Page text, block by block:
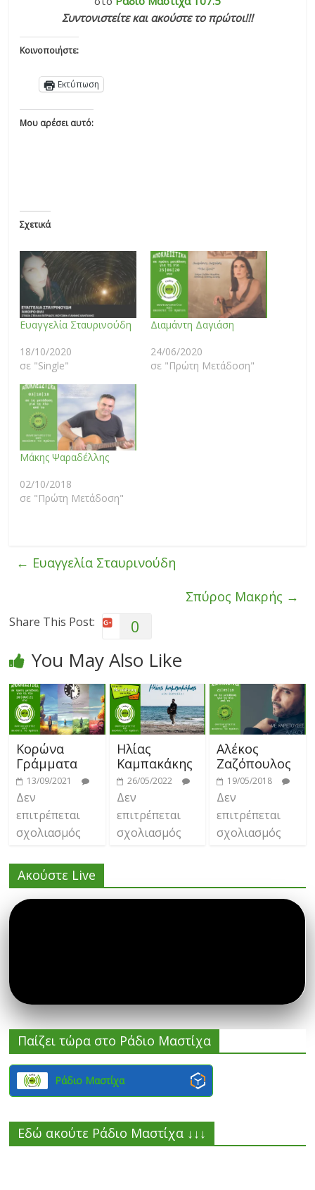
Συντονιστείτε και ακούστε το πρώτοι!!!
Κοινοποιήστε:
Εκτύπωση
Μου αρέσει αυτό:
Σχετικά
Ευαγγελία Σταυρινούδη
18/10/2020
σε "Single"
Διαμάντη Δαγιάση
24/06/2020
σε "Πρώτη Μετάδοση"
Μάκης Ψαραδέλλης
02/10/2018
σε "Πρώτη Μετάδοση"
← Ευαγγελία Σταυρινούδη
Σπύρος Μακρής →
Share This Post: 0
You May Also Like
Κορώνα
Γράμματα
13/09/2021
Δεν
επιτρέπεται
σχολιασμός
Ηλίας
Καμπακάκης
26/05/2022
Δεν
επιτρέπεται
σχολιασμός
Αλέκος
Ζαζόπουλος
19/05/2018
Δεν
επιτρέπεται
σχολιασμός
Ακούστε Live
Παίζει τώρα στο Ράδιο Μαστίχα
Ράδιο Μαστίχα
Εδώ ακούτε Ράδιο Μαστίχα ↓↓↓